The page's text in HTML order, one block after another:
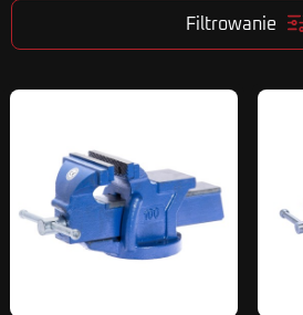
Filtrowanie